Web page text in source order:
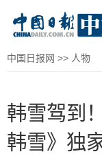
中国日报网 >> 人物
韩雪驾到
韩雪》独